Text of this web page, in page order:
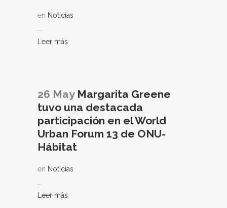
en Noticias
...
Leer más
26 May Margarita Greene
tuvo una destacada
participación en el World
Urban Forum 13 de ONU-
Hábitat
en Noticias
Leer más